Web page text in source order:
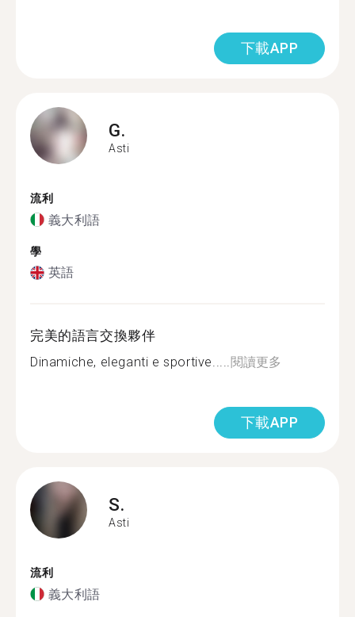
下載APP
G.
Asti
流利
義大利語
學
英語
完美的語言交換夥伴
Dinamiche, eleganti e sportive.....閱讀更多
下載APP
S.
Asti
流利
義大利語